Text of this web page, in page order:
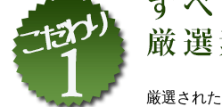
厳選され